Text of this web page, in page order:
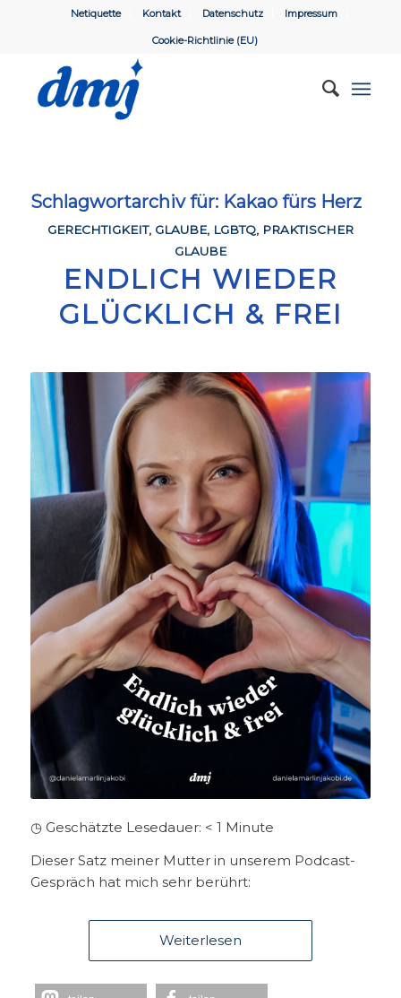
Netiquette Kontakt Datenschutz Impressum
Cookie-Richtlinie (EU)
Schlagwortarchiv für: Kakao fürs Herz
GERECHTIGKEIT, GLAUBE, LGBTQ, PRAKTISCHER
GLAUBE
ENDLICH WIEDER
GLÜCKLICH & FREI
◷ Geschätzte Lesedauer: < 1 Minute
Dieser Satz meiner Mutter in unserem Podcast-
Gespräch hat mich sehr berührt:
Weiterlesen